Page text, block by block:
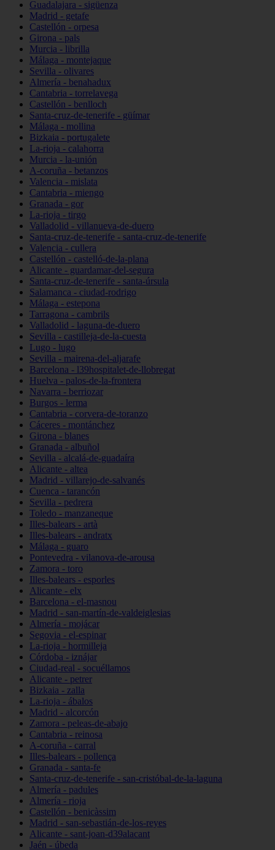
Guadalajara - sigüenza
Madrid - getafe
Castellón - orpesa
Girona - pals
Murcia - librilla
Málaga - montejaque
Sevilla - olivares
Almería - benahadux
Cantabria - torrelavega
Castellón - benlloch
Santa-cruz-de-tenerife - güímar
Málaga - mollina
Bizkaia - portugalete
La-rioja - calahorra
Murcia - la-unión
A-coruña - betanzos
Valencia - mislata
Cantabria - miengo
Granada - gor
La-rioja - tirgo
Valladolid - villanueva-de-duero
Santa-cruz-de-tenerife - santa-cruz-de-tenerife
Valencia - cullera
Castellón - castelló-de-la-plana
Alicante - guardamar-del-segura
Santa-cruz-de-tenerife - santa-úrsula
Salamanca - ciudad-rodrigo
Málaga - estepona
Tarragona - cambrils
Valladolid - laguna-de-duero
Sevilla - castilleja-de-la-cuesta
Lugo - lugo
Sevilla - mairena-del-aljarafe
Barcelona - l39hospitalet-de-llobregat
Huelva - palos-de-la-frontera
Navarra - berriozar
Burgos - lerma
Cantabria - corvera-de-toranzo
Cáceres - montánchez
Girona - blanes
Granada - albuñol
Sevilla - alcalá-de-guadaíra
Alicante - altea
Madrid - villarejo-de-salvanés
Cuenca - tarancón
Sevilla - pedrera
Toledo - manzaneque
Illes-balears - artà
Illes-balears - andratx
Málaga - guaro
Pontevedra - vilanova-de-arousa
Zamora - toro
Illes-balears - esporles
Alicante - elx
Barcelona - el-masnou
Madrid - san-martín-de-valdeiglesias
Almería - mojácar
Segovia - el-espinar
La-rioja - hormilleja
Córdoba - iznájar
Ciudad-real - socuéllamos
Alicante - petrer
Bizkaia - zalla
La-rioja - ábalos
Madrid - alcorcón
Zamora - peleas-de-abajo
Cantabria - reinosa
A-coruña - carral
Illes-balears - pollença
Granada - santa-fe
Santa-cruz-de-tenerife - san-cristóbal-de-la-laguna
Almería - padules
Almería - rioja
Castellón - benicàssim
Madrid - san-sebastián-de-los-reyes
Alicante - sant-joan-d39alacant
Jaén - úbeda